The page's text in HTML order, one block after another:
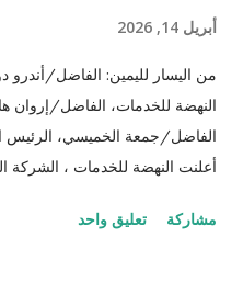
أبريل 14, 2026
من اليسار لليمين: الفاضل/أندرو
النهضة للخدمات، الفاضل/إروان
الفاضل/جمعة الخميسي، الرئيس
أعلنت النهضة للخدمات ، الشركة
ش م م، الذراع العُماني للشركة
مشاركة تعليق واحد